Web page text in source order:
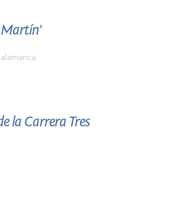
Martín'
la Carrera Tres